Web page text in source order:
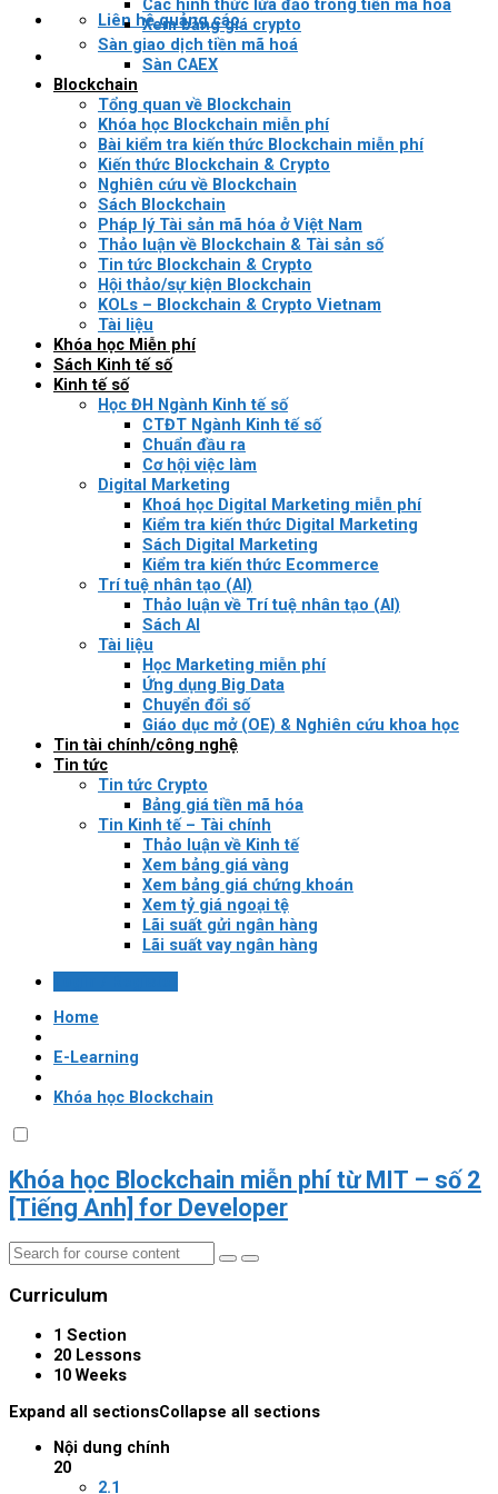
Liên hệ quảng cáo
Các hình thức lừa đảo trong tiền mã hóa
Xem bảng giá crypto
Sàn giao dịch tiền mã hoá
Sàn CAEX
Blockchain
Tổng quan về Blockchain
Khóa học Blockchain miễn phí
Bài kiểm tra kiến thức Blockchain miễn phí
Kiến thức Blockchain & Crypto
Nghiên cứu về Blockchain
Sách Blockchain
Pháp lý Tài sản mã hóa ở Việt Nam
Thảo luận về Blockchain & Tài sản số
Tin tức Blockchain & Crypto
Hội thảo/sự kiện Blockchain
KOLs – Blockchain & Crypto Vietnam
Tài liệu
Khóa học Miễn phí
Sách Kinh tế số
Kinh tế số
Học ĐH Ngành Kinh tế số
CTĐT Ngành Kinh tế số
Chuẩn đầu ra
Cơ hội việc làm
Digital Marketing
Khoá học Digital Marketing miễn phí
Kiểm tra kiến thức Digital Marketing
Sách Digital Marketing
Kiểm tra kiến thức Ecommerce
Trí tuệ nhân tạo (AI)
Thảo luận về Trí tuệ nhân tạo (AI)
Sách AI
Tài liệu
Học Marketing miễn phí
Ứng dụng Big Data
Chuyển đổi số
Giáo dục mở (OE) & Nghiên cứu khoa học
Tin tài chính/công nghệ
Tin tức
Tin tức Crypto
Bảng giá tiền mã hóa
Tin Kinh tế – Tài chính
Thảo luận về Kinh tế
Xem bảng giá vàng
Xem bảng giá chứng khoán
Xem tỷ giá ngoại tệ
Lãi suất gửi ngân hàng
Lãi suất vay ngân hàng
Home
E-Learning
Khóa học Blockchain
Khóa học Blockchain miễn phí từ MIT – số 2
[Tiếng Anh] for Developer
Curriculum
1 Section
20 Lessons
10 Weeks
Expand all sectionsCollapse all sections
Nội dung chính
20
2.1